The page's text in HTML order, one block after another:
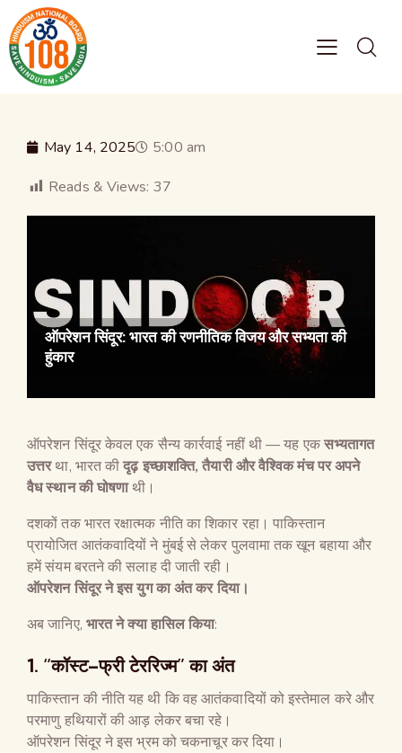
May 14, 2025
5:00 am
Reads & Views: 37
ऑपरेशन सिंदूर: भारत की रणनीतिक विजय और सभ्यता की
हुंकार
ऑपरेशन सिंदूर केवल एक सैन्य कार्रवाई नहीं थी — यह एकसभ्यतागत
उत्तरथा, भारत कीदृढ़ इच्छाशक्ति,तैयारी और वैश्विक मंच पर अपने
वैध स्थान की घोषणाथी।
दशकों तक भारत रक्षात्मक नीति का शिकार रहा। पाकिस्तान
प्रायोजित आतंकवादियों ने मुंबई से लेकर पुलवामा तक खून बहाया और
हमें संयम बरतने की सलाह दी जाती रही।
ऑपरेशन सिंदूर ने इस युग का अंत कर दिया।
अब जानिए, भारत ने क्या हासिल किया:
1. “कॉस्ट–फ्री टेररिज्म”का अंत
पाकिस्तान की नीति यह थी कि वह आतंकवादियों को इस्तेमाल करे और
परमाणु हथियारों की आड़ लेकर बचा रहे।
ऑपरेशन सिंदूर ने इस भ्रम को चकनाचूर कर दिया।